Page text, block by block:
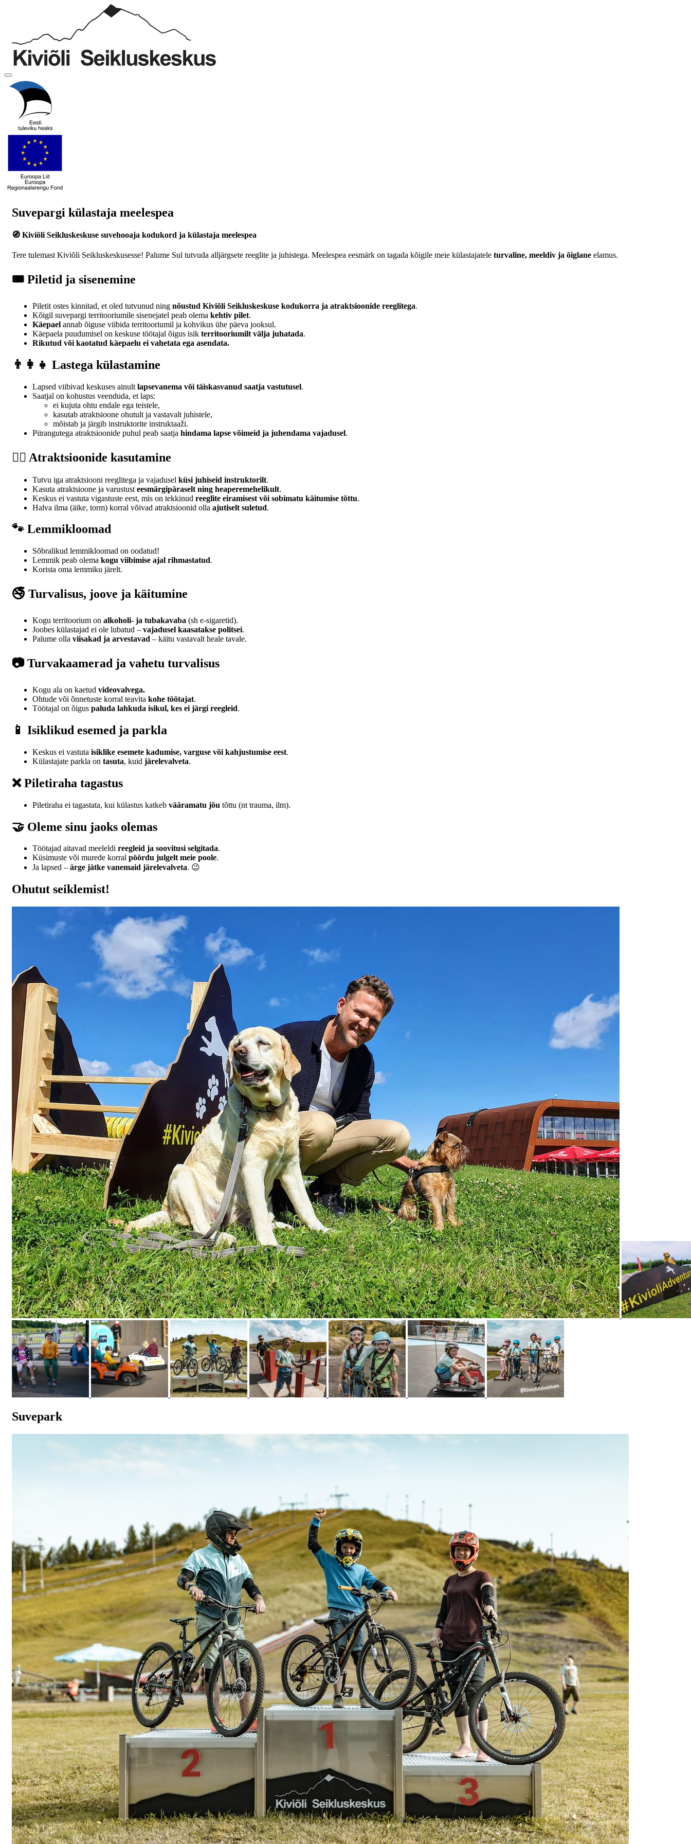
Suvepargi külastaja meelespea
🧭 Kiviõli Seikluskeskuse suvehooaja kodukord ja külastaja meelespea
Tere tulemast Kiviõli Seikluskeskusesse! Palume Sul tutvuda alljärgsete reeglite ja juhistega. Meelespea eesmärk on tagada kõigile meie külastajatele turvaline, meeldiv ja õiglane elamus.
🎟 Piletid ja sisenemine
Piletit ostes kinnitad, et oled tutvunud ning nõustud Kiviõli Seikluskeskuse kodukorra ja atraktsioonide reeglitega.
Kõigil suvepargi territooriumile sisenejatel peab olema kehtiv pilet.
Käepael annab õiguse viibida territooriumil ja kohvikus ühe päeva jooksul.
Käepaela puudumisel on keskuse töötajal õigus isik territooriumilt välja juhatada.
Rikutud või kaotatud käepaelu ei vahetata ega asendata.
👨‍👩‍👧 Lastega külastamine
Lapsed viibivad keskuses ainult lapsevanema või täiskasvanud saatja vastutusel.
Saatjal on kohustus veenduda, et laps:
ei kujuta ohtu endale ega teistele,
kasutab atraktsioone ohutult ja vastavalt juhistele,
mõistab ja järgib instruktorite instruktaaži.
Piirangutega atraktsioonide puhul peab saatja hindama lapse võimeid ja juhendama vajadusel.
🧗‍♀️ Atraktsioonide kasutamine
Tutvu iga atraktsiooni reeglitega ja vajadusel küsi juhiseid instruktorilt.
Kasuta atraktsioone ja varustust eesmärgipäraselt ning heaperemehelikult.
Keskus ei vastuta vigastuste eest, mis on tekkinud reeglite eiramisest või sobimatu käitumise tõttu.
Halva ilma (äike, torm) korral võivad atraktsioonid olla ajutiselt suletud.
🐾 Lemmikloomad
Sõbralikud lemmikloomad on oodatud!
Lemmik peab olema kogu viibimise ajal rihmastatud.
Korista oma lemmiku järelt.
🚭 Turvalisus, joove ja käitumine
Kogu territoorium on alkoholi- ja tubakavaba (sh e-sigaretid).
Joobes külastajad ei ole lubatud – vajadusel kaasatakse politsei.
Palume olla viisakad ja arvestavad – käitu vastavalt heale tavale.
📷 Turvakaamerad ja vahetu turvalisus
Kogu ala on kaetud videovalvega.
Ohtude või õnnetuste korral teavita kohe töötajat.
Töötajal on õigus paluda lahkuda isikul, kes ei järgi reegleid.
📱 Isiklikud esemed ja parkla
Keskus ei vastuta isiklike esemete kadumise, varguse või kahjustumise eest.
Külastajate parkla on tasuta, kuid järelevalveta.
❌ Piletiraha tagastus
Piletiraha ei tagastata, kui külastus katkeb vääramatu jõu tõttu (nt trauma, ilm).
🤝 Oleme sinu jaoks olemas
Töötajad aitavad meeleldi reegleid ja soovitusi selgitada.
Küsimuste või murede korral pöördu julgelt meie poole.
Ja lapsed – ärge jätke vanemaid järelevalveta. 😉
Ohutut seiklemist!
Suvepark